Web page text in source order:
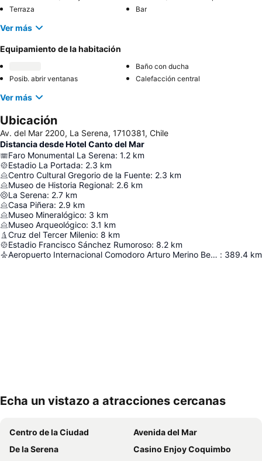
Terraza
Bar
Ver más
Equipamiento de la habitación
Baño con ducha
Posib. abrir ventanas
Calefacción central
Ver más
Ubicación
Av. del Mar 2200, La Serena, 1710381, Chile
Distancia desde Hotel Canto del Mar
Faro Monumental La Serena: 1.2 km
Estadio La Portada: 2.3 km
Centro Cultural Gregorio de la Fuente: 2.3 km
Museo de Historia Regional: 2.6 km
La Serena: 2.7 km
Casa Piñera: 2.9 km
Museo Mineralógico: 3 km
Museo Arqueológico: 3.1 km
Cruz del Tercer Milenio: 8 km
Estadio Francisco Sánchez Rumoroso: 8.2 km
Aeropuerto Internacional Comodoro Arturo Merino Benítez : 389.4 km
Echa un vistazo a atracciones cercanas
Centro de la Ciudad
Avenida del Mar
De la Serena
Casino Enjoy Coquimbo